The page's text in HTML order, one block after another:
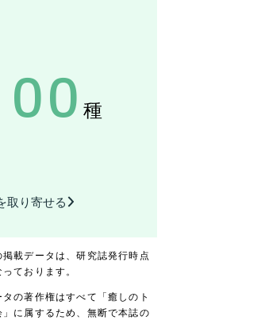
00種
取り寄せる
載データは、研究誌発行時点
ております。
の著作権はすべて「癒しのト
」に属するため、無断で本誌の